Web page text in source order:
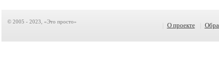
© 2005 - 2023, «Это просто» О проекте